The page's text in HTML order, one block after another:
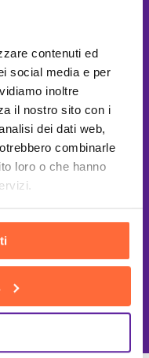
contenuti ed
social media e per
inoltre
il nostro sito con i
dei dati web,
combinarle
loro o che hanno